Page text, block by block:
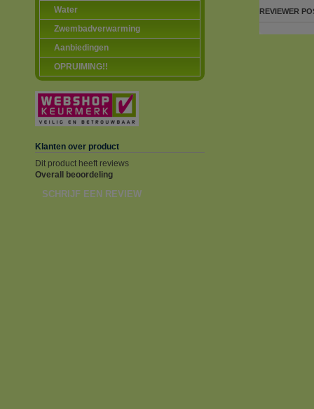
Water
Zwembadverwarming
Aanbiedingen
OPRUIMING!!
Klanten over product
Dit product heeft reviews
Overall beoordeling
SCHRIJF EEN REVIEW
REVIEWER